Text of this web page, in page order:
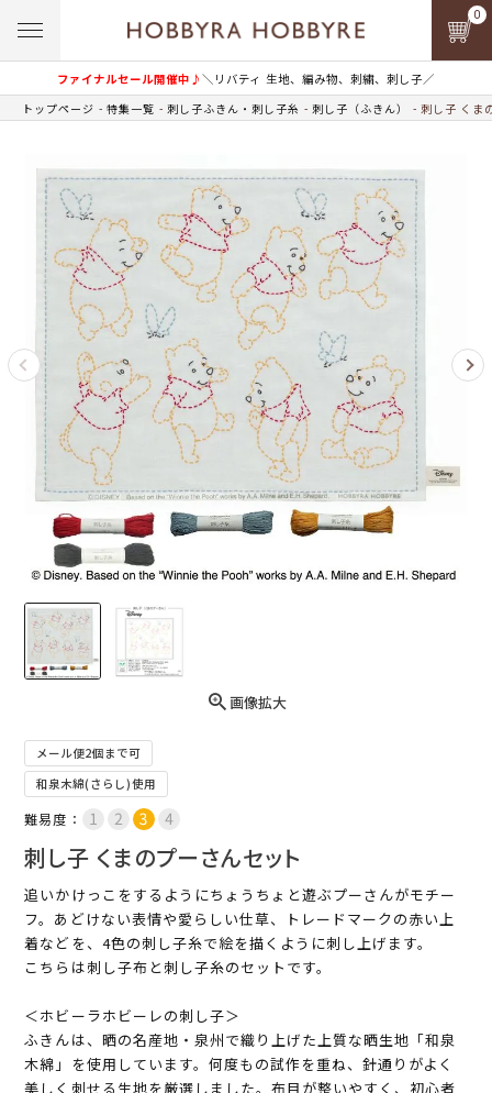
ファイナルセール開催中♪＼リバティ 生地、編み物、刺繍、刺し子／
0
トップページ 特集一覧 刺し子ふきん・刺し子糸 刺し子（ふきん） 刺し子 くま
画像拡大
メール便2個まで可
和泉木綿(さらし)使用
難易度：
刺し子 くまのプーさんセット
追いかけっこをするようにちょうちょと遊ぶプーさんがモチー
フ。あどけない表情や愛らしい仕草、トレードマークの赤い上
着などを、4色の刺し子糸で絵を描くように刺し上げます。
こちらは刺し子布と刺し子糸のセットです。
＜ホビーラホビーレの刺し子＞
ふきんは、晒の名産地・泉州で織り上げた上質な晒生地「和泉
木綿」を使用しています。何度もの試作を重ね、針通りがよく
美しく刺せる生地を厳選しました。布目が整いやすく、初心者